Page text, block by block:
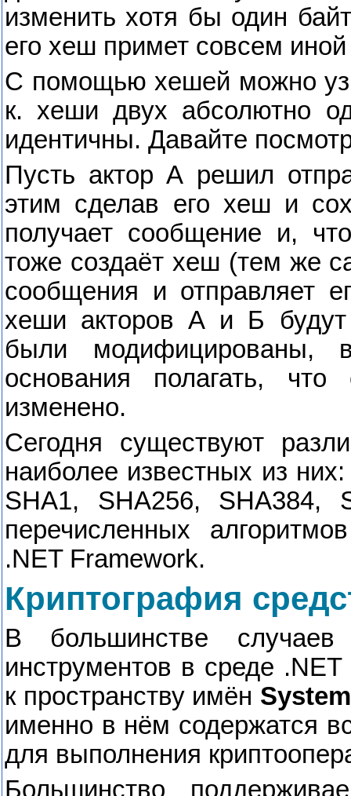
изменить хотя бы один
его хеш примет совсем
С помощью хешей можно
к. хеши двух абсолютно
идентичны. Давайте
Пусть актор А решил
этим сделав его хеш и
получает сообщение и,
тоже создаёт хеш (тем же
сообщения и отправляет
хеши акторов А и Б
были модифицированы,
основания полагать,
изменено.
Сегодня существуют
наиболее известных из
SHA1, SHA256, SHA384,
перечисленных
.NET Framework.
Криптография
В большинстве случаев
инструментов в среде .NET
к пространству имён System
именно в нём содержатся
для выполнения
Большинство